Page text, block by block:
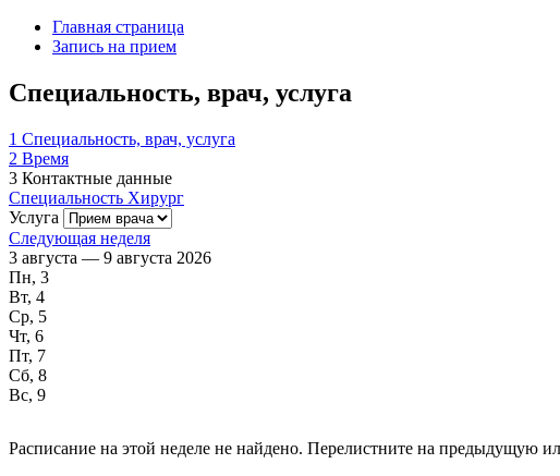
Главная страница
Запись на прием
Специальность, врач, услуга
1 Специальность, врач, услуга
2 Время
3 Контактные данные
Специальность Хирург
Услуга
Следующая неделя
3 августа — 9 августа 2026
Пн, 3
Вт, 4
Ср, 5
Чт, 6
Пт, 7
Сб, 8
Вс, 9
Расписание на этой неделе не найдено. Перелистните на предыдущую